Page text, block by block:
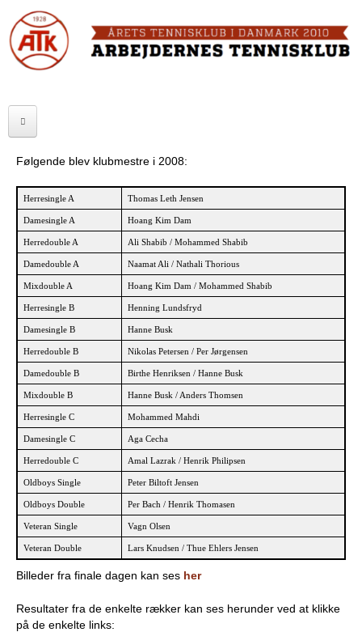
to
main
b
e
d
e
n
e
T
n
s
FORSIDE
JUNIOR
MOTIONISTER
TURNERINGER
RANGLISTER
MAKKERBØRS
PADEL I ATK
Følgende blev klubmestre i 2008:
Herresingle A Thomas Leth Jensen
Damesingle A Hoang Kim Dam
Herredouble A Ali Shabib / Mohammed Shabib
Damedouble A Naamat Ali / Nathali Thorious
Mixdouble A Hoang Kim Dam / Mohammed Shabib
Herresingle B Henning Lundsfryd
Damesingle B Hanne Busk
Herredouble B Nikolas Petersen / Per Jørgensen
Damedouble B Birthe Henriksen / Hanne Busk
Mixdouble B Hanne Busk / Anders Thomsen
Herresingle C Mohammed Mahdi
Damesingle C Aga Cecha
Herredouble C Amal Lazrak / Henrik Philipsen
Oldboys Single Peter Biltoft Jensen
Oldboys Double Per Bach / Henrik Thomasen
Veteran Single Vagn Olsen
Veteran Double Lars Knudsen / Thue Ehlers Jensen
Billeder fra finale dagen kan ses her
Resultater fra de enkelte rækker kan ses herunder ved at klikke
på de enkelte links: